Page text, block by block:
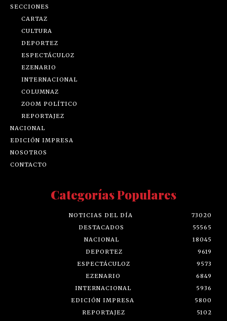
SECCIONES
CARTAZ
CULTURA
DEPORTEZ
ESPECTÁCULOZ
EZENARIO
INTERNACIONAL
COLUMNAZ
ZOOM POLÍTICO
REPORTAJEZ
NACIONAL
EDICIÓN IMPRESA
NOSOTROS
CONTACTO
Categorías Populares
NOTICIAS DEL DÍA
73020
DESTACADOS
55565
NACIONAL
18045
DEPORTEZ
9619
ESPECTÁCULOZ
9573
EZENARIO
6849
INTERNACIONAL
5936
EDICIÓN IMPRESA
5800
REPORTAJEZ
5102